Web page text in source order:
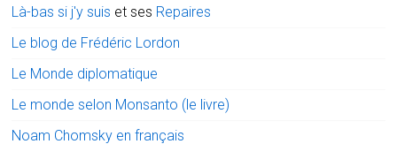
Là-bas si j'y suis et ses Repaires
Le blog de Frédéric Lordon
Le Monde diplomatique
Le monde selon Monsanto (le livre)
Noam Chomsky en français